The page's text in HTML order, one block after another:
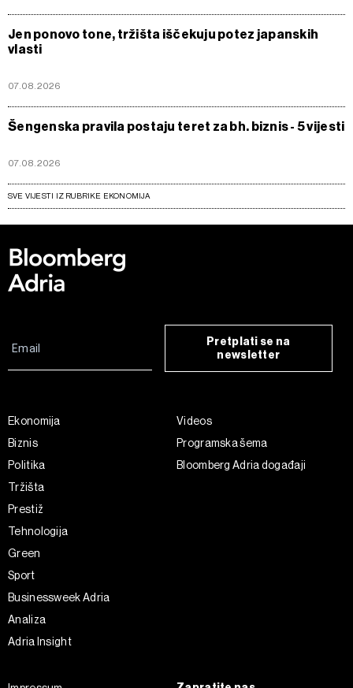
Jen ponovo tone, tržišta iščekuju potez japanskih
vlasti
07.08.2026
Šengenska pravila postaju teret za bh. biznis - 5 vijesti
07.08.2026
SVE VIJESTI IZ RUBRIKE EKONOMIJA
Pretplati se na
newsletter
Ekonomija
Biznis
Politika
Tržišta
Prestiž
Tehnologija
Green
Sport
Businessweek Adria
Analiza
Adria Insight
Videos
Programska šema
Bloomberg Adria događaji